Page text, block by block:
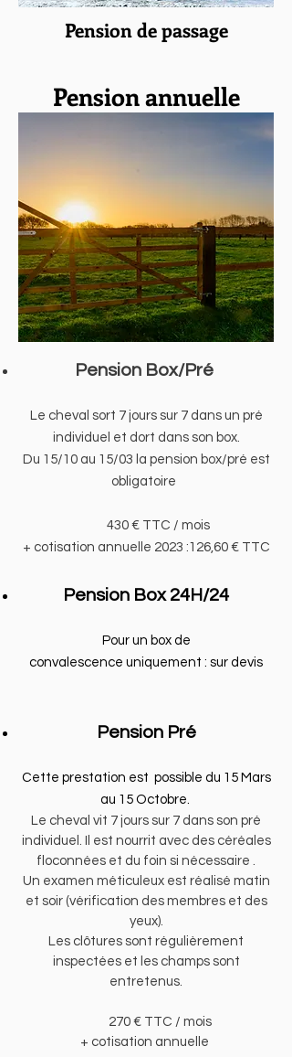
Pension de passage
Pension annuelle
Pension Box/Pré
Le cheval sort 7 jours sur 7 dans un pré
individuel et dort dans son box.
Du 15/10 au 15/03 la pension box/pré est
obligatoire
430 € TTC / mois
+ cotisation annuelle 2023 :126,60 € TTC
Pension Box 24H/24
Pour un box de
convalescence uniquement : sur devis
Pension Pré
Cette prestation est possible du 15 Mars
au 15 Octobre.
Le cheval vit 7 jours sur 7 dans son pré
individuel. Il est nourrit avec des céréales
floconnées et du foin si nécessaire .
Un examen méticuleux est réalisé matin
et soir (vérification des membres et des
yeux).
Les clôtures sont régulièrement
inspectées et les champs sont
entretenus.
270 € TTC / mois
+ cotisation annuelle